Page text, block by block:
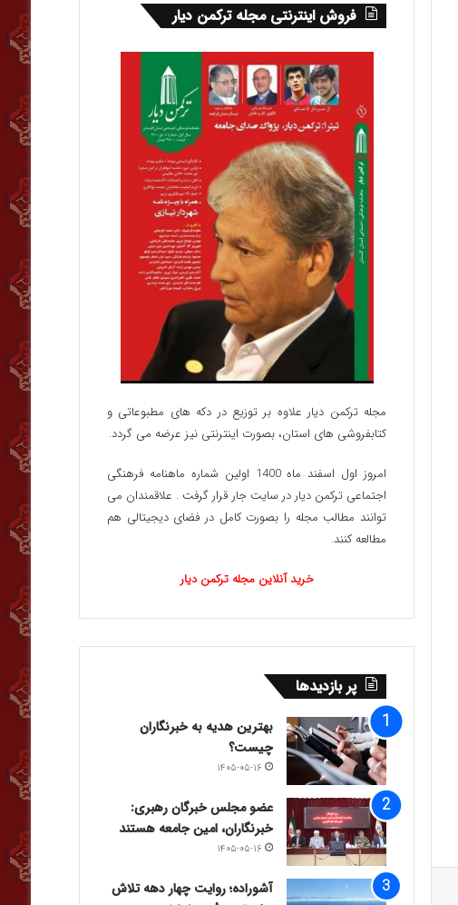
فروش اینترنتی مجله ترکمن دیار
مجله ترکمن دیار علاوه بر توزیع در دکه های مطبوعاتی و
کتابفروشی های استان، بصورت اینترنتی نیز عرضه می گردد.‌
امروز اول اسفند ماه 1400 اولین شماره ماهنامه فرهنگی
اجتماعی ترکمن دیار در سایت جار قرار گرفت . علاقمندان می
توانند مطالب مجله را بصورت کامل در فضای دیجیتالی هم
مطالعه کنند.
خرید آنلاین مجله ترکمن دیار
پر بازدیدها
بهترین هدیه به خبرنگاران
چیست؟
۱۴۰۵-۰۵-۱۶
عضو مجلس خبرگان رهبری:
خبرنگاران، امین جامعه هستند
۱۴۰۵-۰۵-۱۶
آشوراده؛ روایت چهار دهه تلاش